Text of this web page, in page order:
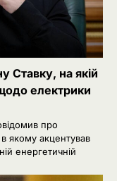
Ставку, на якій
електрики
про
в якому акцентував
енергетичній